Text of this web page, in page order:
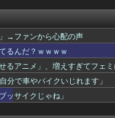
鹿なせいで俺も馬鹿な...
戚十数人＆私達を旅...
』をしていたことが...
俺との温度差が少しず...
ｗｗ
なの反応まとめ
キも今年第2四半期に...
→ファンから心配の声
るんだ？ｗｗｗｗ
るアニメ」、増えすぎてフェ
分で車やバイクいじれます」
ッサイクじゃね」